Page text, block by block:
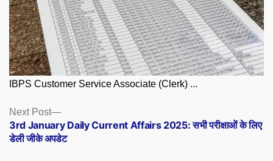
IBPS Customer Service Associate (Clerk) ...
Posts
navigation
Next Post
Next
post:
3rd January Daily Current Affairs 2025: सभी परीक्षाओं के लिए
डेली जीके अपडेट